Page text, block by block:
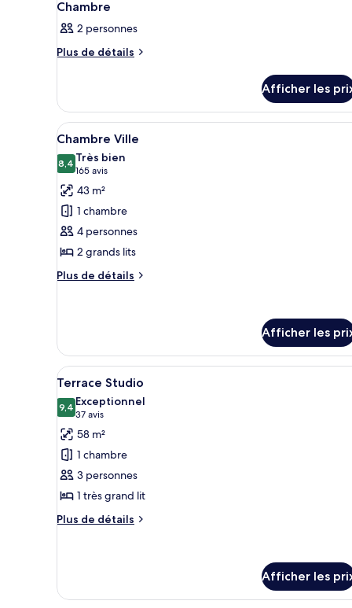
Chambre
2 personnes
Plus de détails
Plus
Chambre
Afficher les
Afficher
toutes
les
photos
pour
ce
type
de
chambre :
Une chambre d’hôtel avec
4
Chambre Ville
8,48,4 sur 10
Très bien
165 avis
(165 avis)
43 m²
1 chambre
4 personnes
2 grands lits
Plus de détails
Plus
Ville
Afficher les
Afficher
toutes
les
photos
pour
ce
type
de
chambre :
Un lit bien fait, avec du linge
6
Terrace Studio
9,49,4 sur 10
Exceptionnel
37 avis
(37 avis)
58 m²
1 chambre
3 personnes
1 très grand lit
Plus de détails
Plus
Studio
Afficher les